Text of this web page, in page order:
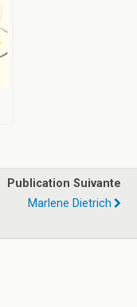
Publication Suivante
Marlene Dietrich